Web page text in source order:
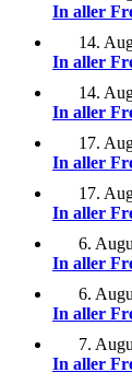
In aller
14.
In aller
14.
In aller
17.
In aller
17.
In aller
6.
In aller
6.
In aller
7.
In aller